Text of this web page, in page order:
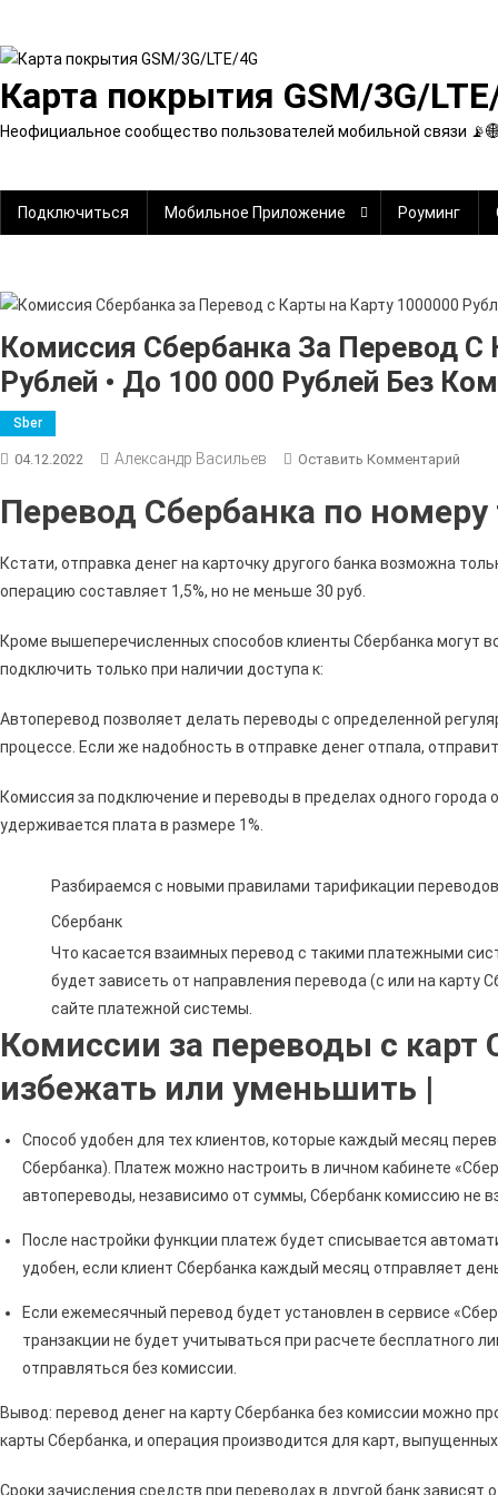
содержимому
Карта покрытия GSM/3G/
Неофициальное сообщество пользователей мобильной связи
Подключиться Мобильное Приложение Роуминг
Комиссия Сбербанка За Перевод
Рублей • До 100 000 Рублей Без
Sber
04.12.2022 Александр Васильев Оставить Комментарий
За
На
100
Перевод Сбербанка по
Кстати, отправка денег на карточку другого банка возможна
операцию составляет 1,5%, но не меньше 30 руб.
Кроме вышеперечисленных способов клиенты Сбербанка могут
подключить только при наличии доступа к:
Автоперевод позволяет делать переводы с определенной
процессе. Если же надобность в отправке денег отпала,
Комиссия за подключение и переводы в пределах одного города
удерживается плата в размере 1%.
Разбираемся с новыми правилами тарификации
Сбербанк
Что касается взаимных перевод с такими платежными
будет зависеть от направления перевода (с или на
сайте платежной системы.
Комиссии за переводы с карт
избежать или уменьшить |
Способ удобен для тех клиентов, которые каждый месяц
Сбербанка). Платеж можно настроить в личном кабинете
автопереводы, независимо от суммы, Сбербанк комиссию не
После настройки функции платеж будет списывается
удобен, если клиент Сбербанка каждый месяц отправляет
Если ежемесячный перевод будет установлен в сервисе
транзакции не будет учитываться при расчете бесплатного
отправляться без комиссии.
Вывод: перевод денег на карту Сбербанка без комиссии можно
карты Сбербанка, и операция производится для карт,
Сроки зачисления средств при переводах в другой банк